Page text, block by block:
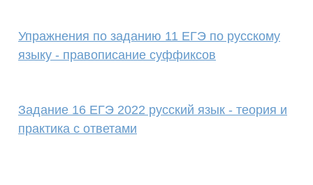
Упражнения по заданию 11 ЕГЭ по русскому
языку - правописание суффиксов
Задание 16 ЕГЭ 2022 русский язык - теория и
практика с ответами